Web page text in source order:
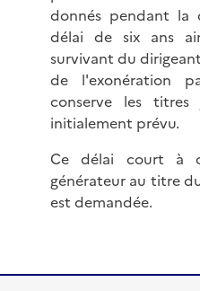
donnés pendant la
délai de six ans
survivant du
de l'exonération
conserve les
initialement prévu.
Ce délai court à
générateur au titre
est demandée.